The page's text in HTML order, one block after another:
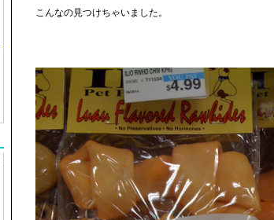
こんなの見つけちゃいました。